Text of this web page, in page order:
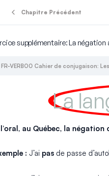
Chapitre Précédent
supplémentaire: La négation
FR-VERB00 Cahier de conjugaison:
La
au Québec, la négation
: J’ai pas de passe